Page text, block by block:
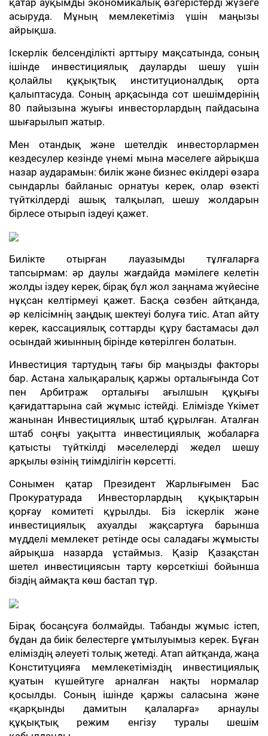
қатар ауқымды экономикалық өзгерістерді жүзеге
асыруда. Мұның мемлекетіміз үшін маңызы
айрықша.
Іскерлік белсенділікті арттыру мақсатында, соның
ішінде инвестициялық дауларды шешу үшін
қолайлы құқықтық институционалдық орта
қалыптасуда. Соның арқасында сот шешімдерінің
80 пайызына жуығы инвесторлардың пайдасына
шығарылып жатыр.
Мен отандық және шетелдік инвесторлармен
кездесулер кезінде үнемі мына мәселеге айрықша
назар аударамын: билік және бизнес өкілдері өзара
сындарлы байланыс орнатуы керек, олар өзекті
түйткілдерді ашық талқылап, шешу жолдарын
бірлесе отырып іздеуі қажет.
Билікте отырған лауазымды тұлғаларға
тапсырмам: әр даулы жағдайда мәмілеге келетін
жолды іздеу керек, бірақ бұл жол заңнама жүйесіне
нұқсан келтірмеуі қажет. Басқа сөзбен айтқанда,
әр келісімнің заңдық шектеуі болуға тиіс. Атап айту
керек, кассациялық соттарды құру бастамасы дәл
осындай жиынның бірінде көтерілген болатын.
Инвестиция тартудың тағы бір маңызды факторы
бар. Астана халықаралық қаржы орталығында Сот
пен Арбитраж орталығы ағылшын құқығы
қағидаттарына сай жұмыс істейді. Елімізде Үкімет
жанынан Инвестициялық штаб құрылған. Аталған
штаб соңғы уақытта инвестициялық жобаларға
қатысты түйткілді мәселелерді жедел шешу
арқылы өзінің тиімділігін көрсетті.
Сонымен қатар Президент Жарлығымен Бас
Прокуратурада Инвесторлардың құқықтарын
қорғау комитеті құрылды. Біз іскерлік және
инвестициялық ахуалды жақсартуға барынша
мүдделі мемлекет ретінде осы саладағы жұмысты
айрықша назарда ұстаймыз. Қазір Қазақстан
шетел инвестициясын тарту көрсеткіші бойынша
біздің аймақта көш бастап тұр.
Бірақ босаңсуға болмайды. Табанды жұмыс істеп,
бұдан да биік белестерге ұмтылуымыз керек. Бұған
еліміздің әлеуеті толық жетеді. Атап айтқанда, жаңа
Конституцияға мемлекетіміздің инвестициялық
қуатын күшейтуге арналған нақты нормалар
қосылды. Соның ішінде қаржы саласына және
«қарқынды дамитын қалаларға» арнаулы
құқықтық режим енгізу туралы шешім